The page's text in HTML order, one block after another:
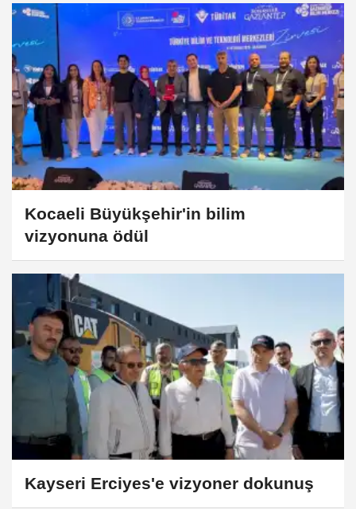
Kocaeli Büyükşehir'in bilim
vizyonuna ödül
Kayseri Erciyes'e vizyoner dokunuş